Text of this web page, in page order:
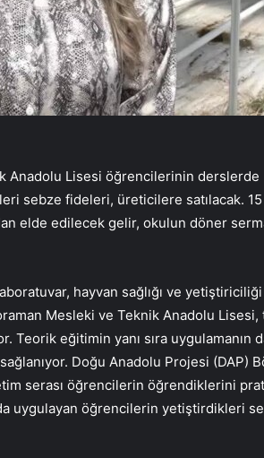
Anadolu Lisesi öğrencilerinin derslerde
sebze fideleri, üreticilere satılacak.
elde edilecek gelir, okulun döner
hayvan sağlığı ve yetiştiriciliği
Mesleki ve Teknik Anadolu Lisesi,
eğitimin yanı sıra uygulamanın da
Doğu Anadolu Projesi (DAP)
serası öğrencilerin öğrendiklerini
uygulayan öğrencilerin yetiştirdikleri